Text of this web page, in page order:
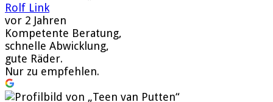
Rolf Link
vor 2 Jahren
Kompetente Beratung,
schnelle Abwicklung,
gute Räder.
Nur zu empfehlen.